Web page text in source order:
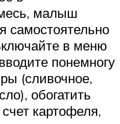
малыш
самостоятельно
в меню
понемногу
(сливочное,
обогатить
картофеля,